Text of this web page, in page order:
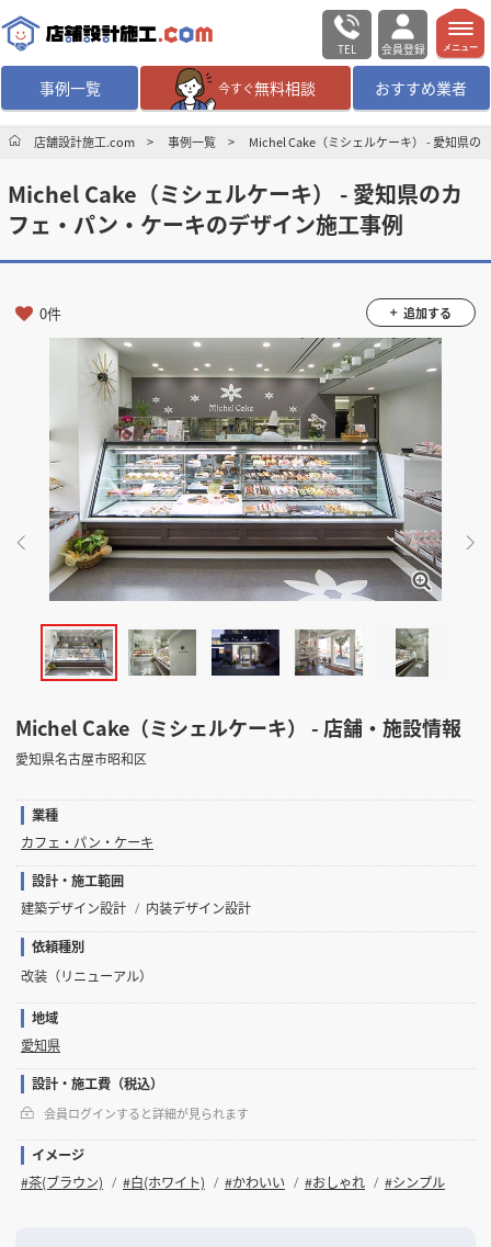
TEL 会員登録
事例一覧 今すぐ無料相談 おすすめ業者
無料相談 ログイン／会員登録
デザイン設計・施工業者を探す
店舗・商業施設の施工事例を探す
マッチング案件一覧
店舗設計施工.comとは
内装の費用相場シミュレーター
掲載希望のデザイン設計・施工会社様へ
店舗開業・改装をご検討中の方へ
メニュー
店舗設計施工.com 事例一覧 Michel Cake（ミシェルケーキ） - 愛知県
Michel Cake（ミシェルケーキ） - 愛知県のカ
フェ・パン・ケーキのデザイン施工事例
0件 追加する
Michel Cake（ミシェルケーキ） - 店舗・施設情報
愛知県名古屋市昭和区
業種
カフェ・パン・ケーキ
設計・施工範囲
建築デザイン設計
内装デザイン設計
依頼種別
改装（リニューアル）
地域
愛知県
設計・施工費（税込）
会員ログインすると詳細が見られます
イメージ
#茶(ブラウン)
#白(ホワイト) #かわいい #おしゃれ #シンプル